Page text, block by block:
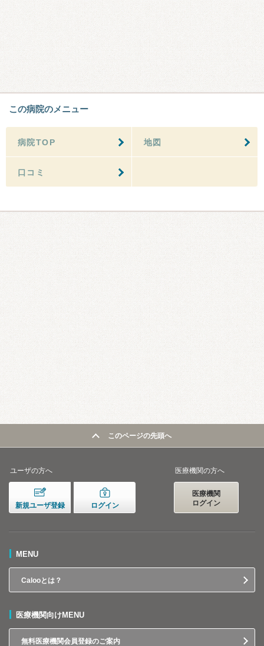
この病院のメニュー
病院TOP 地図
口コミ
このページの先頭へ
ユーザの方へ
新規ユーザ登録 ログイン
医療機関の方へ
医療機関
ログイン
MENU
Calooとは？
医療機関向けMENU
無料医療機関会員登録のご案内